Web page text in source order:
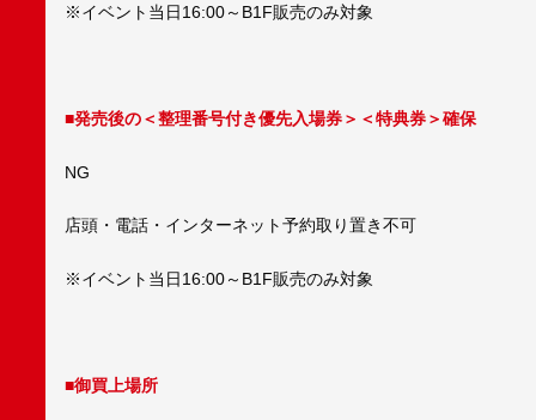
※イベント当日16:00～B1F販売のみ対象
■発売後の＜整理番号付き優先入場券＞＜特典券＞確保
NG
店頭・電話・インターネット予約取り置き不可
※イベント当日16:00～B1F販売のみ対象
■御買上場所